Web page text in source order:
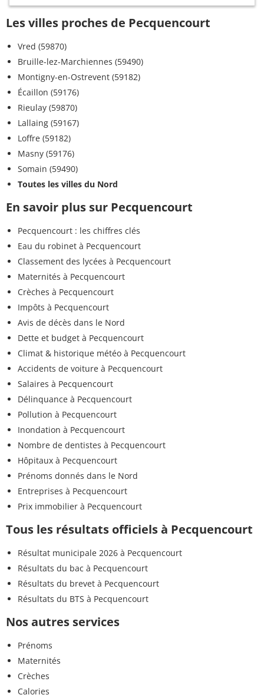
Les villes proches de Pecquencourt
Vred (59870)
Bruille-lez-Marchiennes (59490)
Montigny-en-Ostrevent (59182)
Écaillon (59176)
Rieulay (59870)
Lallaing (59167)
Loffre (59182)
Masny (59176)
Somain (59490)
Toutes les villes du Nord
En savoir plus sur Pecquencourt
Pecquencourt : les chiffres clés
Eau du robinet à Pecquencourt
Classement des lycées à Pecquencourt
Maternités à Pecquencourt
Crèches à Pecquencourt
Impôts à Pecquencourt
Avis de décès dans le Nord
Dette et budget à Pecquencourt
Climat & historique météo à Pecquencourt
Accidents de voiture à Pecquencourt
Salaires à Pecquencourt
Délinquance à Pecquencourt
Pollution à Pecquencourt
Inondation à Pecquencourt
Nombre de dentistes à Pecquencourt
Hôpitaux à Pecquencourt
Prénoms donnés dans le Nord
Entreprises à Pecquencourt
Prix immobilier à Pecquencourt
Tous les résultats officiels à Pecquencourt
Résultat municipale 2026 à Pecquencourt
Résultats du bac à Pecquencourt
Résultats du brevet à Pecquencourt
Résultats du BTS à Pecquencourt
Nos autres services
Prénoms
Maternités
Crèches
Calories